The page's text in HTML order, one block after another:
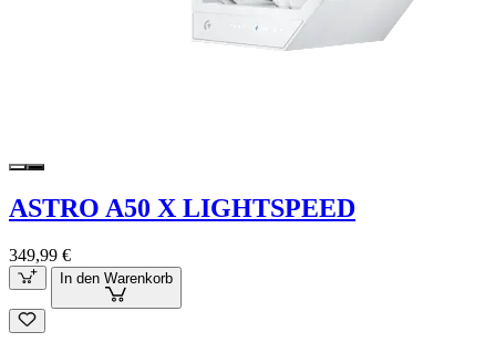
ASTRO A50 X LIGHTSPEED
349,99 €
In den Warenkorb